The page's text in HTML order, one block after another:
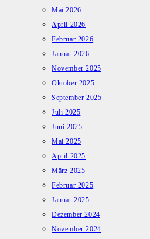
Mai 2026
April 2026
Februar 2026
Januar 2026
November 2025
Oktober 2025
September 2025
Juli 2025
Juni 2025
Mai 2025
April 2025
März 2025
Februar 2025
Januar 2025
Dezember 2024
November 2024